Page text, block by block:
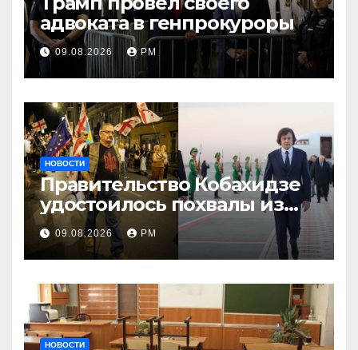
адвоката в генпрокуроры
09.08.2026 РМ
НОВОСТИ
Правительство Кобахидзе
удостоилось похвалы из
Москвы
09.08.2026 РМ
НОВОСТИ